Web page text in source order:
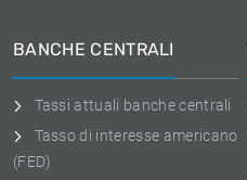
BANCHE CENTRALI
Tassi attuali banche centrali
Tasso di interesse americano
(FED)